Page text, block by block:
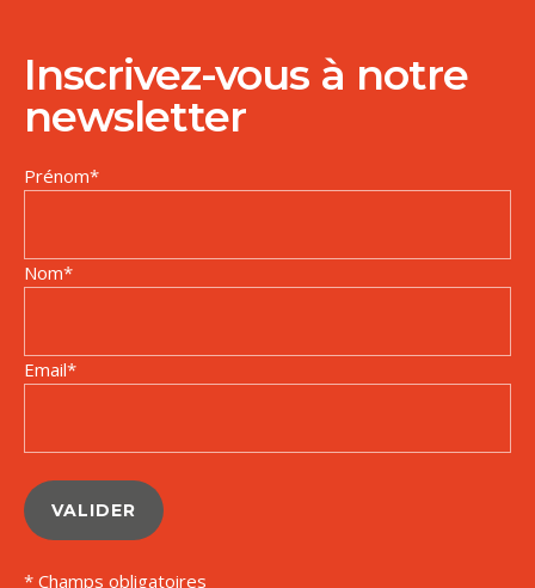
Inscrivez-vous à notre
newsletter
Prénom*
Nom*
Email*
VALIDER
* Champs obligatoires